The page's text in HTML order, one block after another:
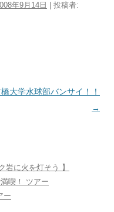
年9月14日
投稿者:
大学水球部バンサイ！！
→
岩に火を灯そう 】
喫！ ツアー
ー